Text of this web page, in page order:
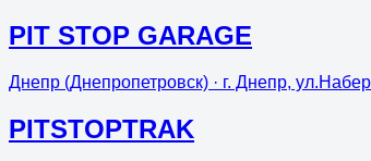
PIT STOP GARAGE
Днепр (Днепропетровск) · г. Днепр,
PITSTOPTRAK